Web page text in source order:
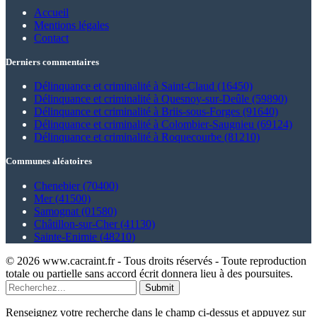
Accueil
Mentions légales
Contact
Derniers commentaires
Délinquance et criminalité à Saint-Claud (16450)
Délinquance et criminalité à Quesnoy-sur-Deûle (59890)
Délinquance et criminalité à Briis-sous-Forges (91640)
Délinquance et criminalité à Colombier-Saugnieu (69124)
Délinquance et criminalité à Roquecourbe (81210)
Communes aléatoires
Chenebier (70400)
Mer (41500)
Samognat (01580)
Châtillon-sur-Cher (41130)
Sainte-Enimie (48210)
© 2026 www.cacraint.fr - Tous droits réservés - Toute reproduction
totale ou partielle sans accord écrit donnera lieu à des poursuites.
Submit
Renseignez votre recherche dans le champ ci-dessus et appuyez sur